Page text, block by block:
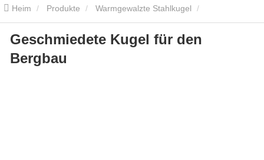
Heim Produkte Warmgewalzte Stahlkugel
Geschmiedete Kugel für den Bergbau
Geschmiedete Kugel für den
Bergbau